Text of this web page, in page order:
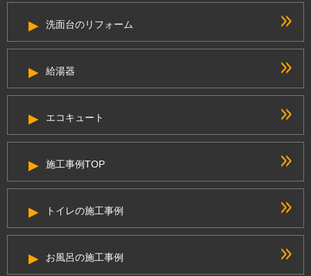
洗面台のリフォーム
給湯器
エコキュート
施工事例TOP
トイレの施工事例
お風呂の施工事例